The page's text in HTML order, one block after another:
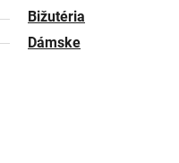
Bižutéria
Dámske